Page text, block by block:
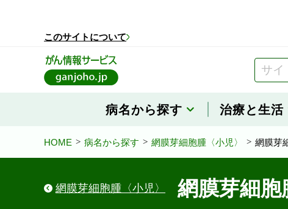
このサイトについて
病名から探す 治療と生活
HOME 病名から探す 網膜芽細胞腫〈小児〉 網膜芽
網膜芽細胞腫〈小児〉 網膜芽細